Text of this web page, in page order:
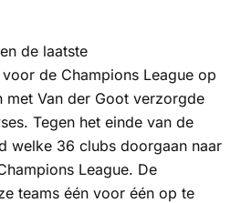
de laatste
de Champions League op
met Van der Goot verzorgde
Tegen het einde van de
welke 36 clubs doorgaan naar
League. De
teams één voor één op te